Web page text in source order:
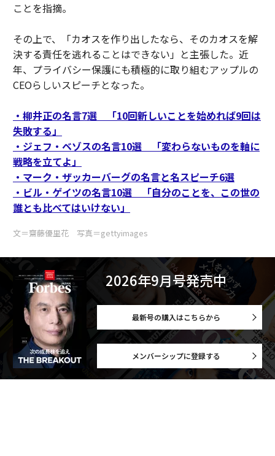
ことを指摘。
その上で、「カオスを作り出したなら、そのカオスを解
決する責任を逃れることはできない」と主張した。近
年、プライバシー保護にも積極的に取り組むアップルの
CEOらしいスピーチとなった。
・柳井正の名言7選 「10回新しいことを始めれば9回は
失敗する」
・ジェフ・ベゾスの名言10選 「変わらないものを軸に
戦略を立てよ」
・マーク・ザッカーバーグの名言と名スピーチ6選
・ビル・ゲイツの名言10選 「自分のことを、この世の
誰とも比べてはいけない」
文＝齋藤優里花 写真＝gettyimages
2026年9月号発売中
最新号の購入はこちらから
メンバーシップに登録する